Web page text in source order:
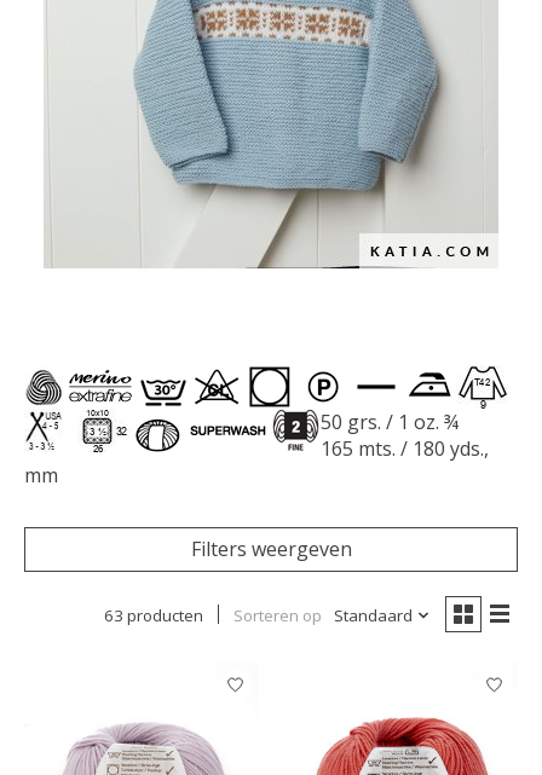
50 grs. / 1 oz. ¾
165 mts. / 180 yds.,
mm
Filters weergeven
63 producten Sorteren op Standaard